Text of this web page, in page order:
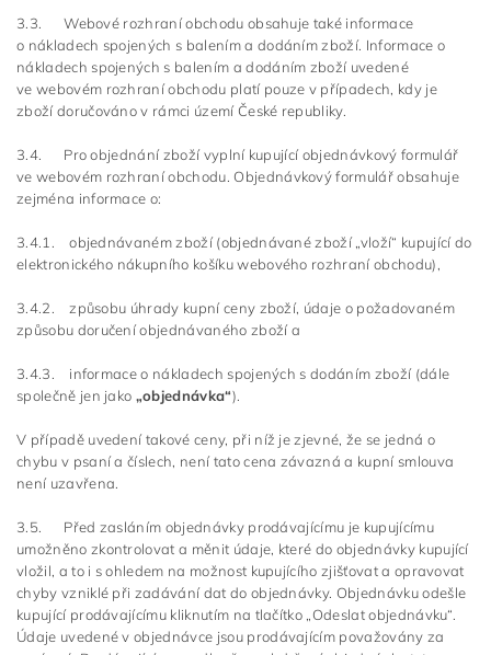
3.3. Webové rozhraní obchodu obsahuje také informace
o nákladech spojených s balením a dodáním zboží. Informace o
nákladech spojených s balením a dodáním zboží uvedené
ve webovém rozhraní obchodu platí pouze v případech, kdy je
zboží doručováno v rámci území České republiky.
3.4. Pro objednání zboží vyplní kupující objednávkový formulář
ve webovém rozhraní obchodu. Objednávkový formulář obsahuje
zejména informace o:
3.4.1. objednávaném zboží (objednávané zboží „vloží“ kupující do
elektronického nákupního košíku webového rozhraní obchodu),
3.4.2. způsobu úhrady kupní ceny zboží, údaje o požadovaném
způsobu doručení objednávaného zboží a
3.4.3. informace o nákladech spojených s dodáním zboží (dále
společně jen jako „objednávka“).
V případě uvedení takové ceny, při níž je zjevné, že se jedná o
chybu v psaní a číslech, není tato cena závazná a kupní smlouva
není uzavřena.
3.5. Před zasláním objednávky prodávajícímu je kupujícímu
umožněno zkontrolovat a měnit údaje, které do objednávky kupující
vložil, a to i s ohledem na možnost kupujícího zjišťovat a opravovat
chyby vzniklé při zadávání dat do objednávky. Objednávku odešle
kupující prodávajícímu kliknutím na tlačítko „Odeslat objednávku“.
Údaje uvedené v objednávce jsou prodávajícím považovány za